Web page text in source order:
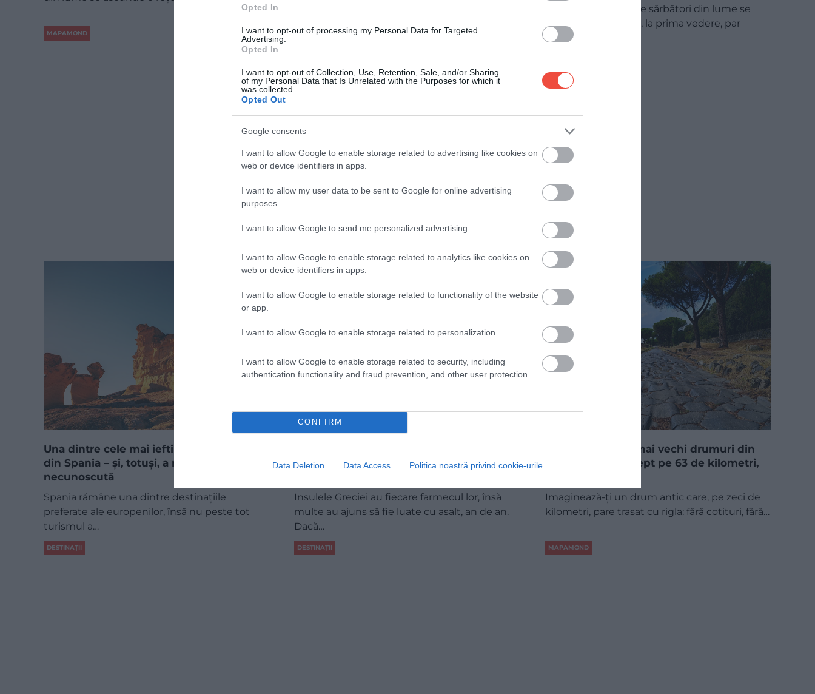
Opted In
I want to opt-out of processing my Personal Data for Targeted
Advertising.
Opted In
I want to opt-out of Collection, Use, Retention, Sale, and/or Sharing
of my Personal Data that Is Unrelated with the Purposes for which it
was collected.
Opted Out
Google consents
I want to allow Google to enable storage related to advertising like cookies on
web or device identifiers in apps.
I want to allow my user data to be sent to Google for online advertising
purposes.
I want to allow Google to send me personalized advertising.
I want to allow Google to enable storage related to analytics like cookies on
web or device identifiers in apps.
I want to allow Google to enable storage related to functionality of the website
or app.
I want to allow Google to enable storage related to personalization.
I want to allow Google to enable storage related to security, including
authentication functionality and fraud prevention, and other user protection.
CONFIRM
Data Deletion Data Access Politica noastră privind cookie-urile
MAPAMOND
șapte…
Printre obiceiurile de sărbători din lume se
găsesc destule care, la prima vedere, par
complet…
Una dintre cele mai ieftine zone de litoral
din Spania – și, totuși, a rămas aproape
necunoscută
Spania rămâne una dintre destinațiile
preferate ale europenilor, însă nu peste tot
turismul a…
DESTINAȚII
albastră, dar plajele rămân mai libere
Insulele Greciei au fiecare farmecul lor, însă
multe au ajuns să fie luate cu asalt, an de an.
Dacă…
DESTINAȚII
Unul dintre cele mai vechi drumuri din
Europa merge drept pe 63 de kilometri,
Imaginează-ți un drum antic care, pe zeci de
kilometri, pare trasat cu rigla: fără cotituri, fără…
MAPAMOND